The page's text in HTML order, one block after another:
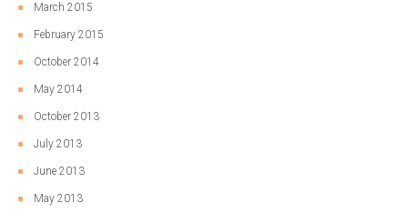
March 2015
February 2015
October 2014
May 2014
October 2013
July 2013
June 2013
May 2013